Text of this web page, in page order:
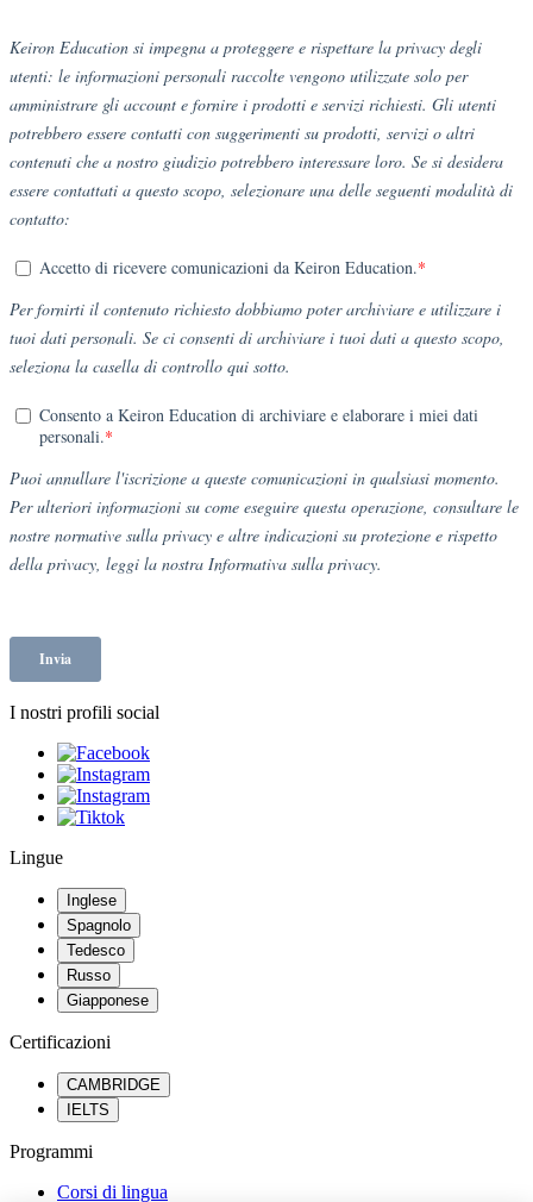
I nostri profili social
Lingue
Inglese
Spagnolo
Tedesco
Russo
Giapponese
Certificazioni
CAMBRIDGE
IELTS
Programmi
Corsi di lingua